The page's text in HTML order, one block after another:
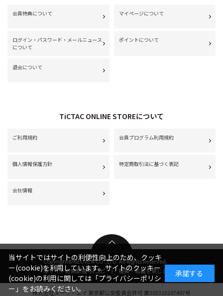
会員特典について マイページについて
ログイン・パスワード・メールニュース
について
ポイントについて
退会について
TiCTAC ONLINE STOREについて
ご利用規約 会員プログラム利用規約
個人情報保護方針 特定商取引法に基づく表記
会社情報
Copyright©NEUVE A CO.,LTD. All Rights Reserved.
本サイトの無断複写(コピー)・複製・転載を禁じます。
株式会社ヌーヴ・エイ 東京都公安委員会許可 第303310107497号
当サイトではサイトの利便性向上のため、クッキ
ー(cookie)を利用しています。サイトのクッキー
(cookie)の利用に関しては「プライバシーポリシ
ー」 をお読みください。
承諾する